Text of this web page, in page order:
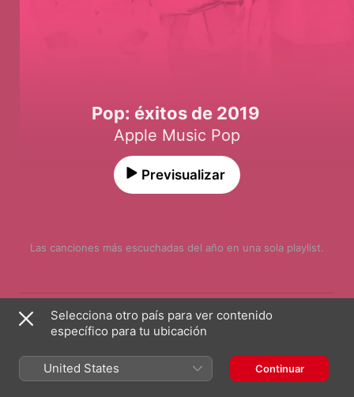
Pop: éxitos de 2019
Apple Music Pop
Las canciones más escuchadas del año en una sola playlist.
Previsualizar
Canción Duración
The Weeknd
Jonas Brothers
Selecciona otro país para ver contenido
específico para tu ubicación
United States Continuar